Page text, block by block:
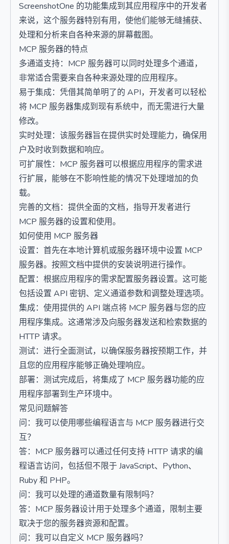
ScreenshotOne 的功能集成到其应用程序中的开发者
来说，这个服务器特别有用，使他们能够无缝捕获、
处理和分析来自各种来源的屏幕截图。
MCP 服务器的特点
多通道支持：MCP 服务器可以同时处理多个通道，
非常适合需要来自各种来源处理的应用程序。
易于集成：凭借其简单明了的 API，开发者可以轻松
将 MCP 服务器集成到现有系统中，而无需进行大量
修改。
实时处理：该服务器旨在提供实时处理能力，确保用
户及时收到数据和响应。
可扩展性：MCP 服务器可以根据应用程序的需求进
行扩展，能够在不影响性能的情况下处理增加的负
载。
完善的文档：提供全面的文档，指导开发者进行
MCP 服务器的设置和使用。
如何使用 MCP 服务器
设置：首先在本地计算机或服务器环境中设置 MCP
服务器。按照文档中提供的安装说明进行操作。
配置：根据应用程序的需求配置服务器设置。这可能
包括设置 API 密钥、定义通道参数和调整处理选项。
集成：使用提供的 API 端点将 MCP 服务器与您的应
用程序集成。这通常涉及向服务器发送和检索数据的
HTTP 请求。
测试：进行全面测试，以确保服务器按预期工作，并
且您的应用程序能够正确处理响应。
部署：测试完成后，将集成了 MCP 服务器功能的应
用程序部署到生产环境中。
常见问题解答
问：我可以使用哪些编程语言与 MCP 服务器进行交
互？
答：MCP 服务器可以通过任何支持 HTTP 请求的编
程语言访问，包括但不限于 JavaScript、Python、
Ruby 和 PHP。
问：我可以处理的通道数量有限制吗？
答：MCP 服务器设计用于处理多个通道，限制主要
取决于您的服务器资源和配置。
问：我可以自定义 MCP 服务器吗？